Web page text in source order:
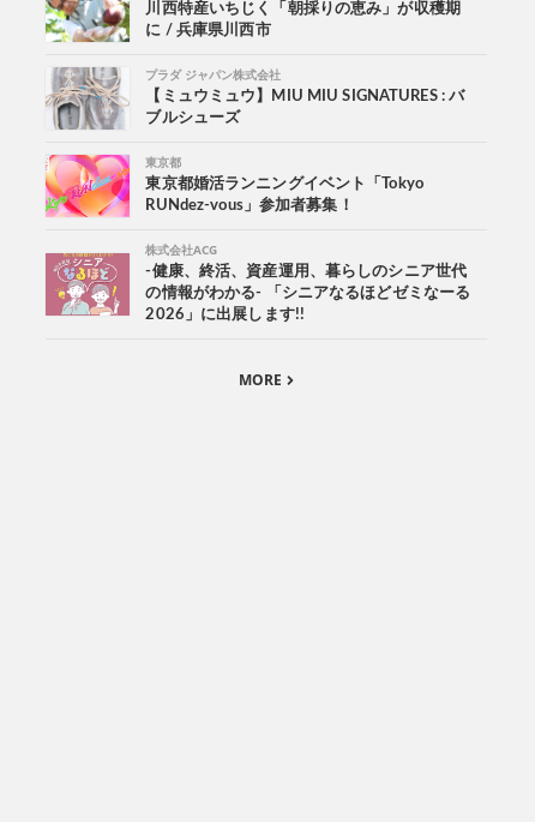
川西特産いちじく「朝採りの恵み」が収穫期
に / 兵庫県川西市
プラダ ジャパン株式会社
【ミュウミュウ】MIU MIU SIGNATURES : バ
ブルシューズ
東京都
東京都婚活ランニングイベント「Tokyo
RUNdez-vous」参加者募集！
株式会社ACG
-健康、終活、資産運用、暮らしのシニア世代
の情報がわかる- 「シニアなるほどゼミなーる
2026」に出展します!!
MORE